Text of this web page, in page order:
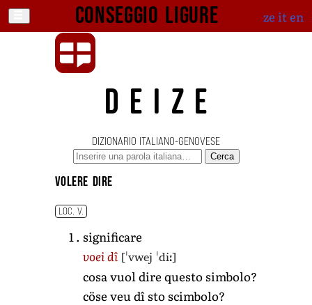
Conseggio ligure ze iten
DEIZE
DIZIONARIO ITALIANO-GENOVESE
Cerca
volere dire
LOC. V.
significare
voei dî [ˈvwej ˈdiː]
cosa vuol dire questo simbolo?
cöse veu dî sto scimbolo?